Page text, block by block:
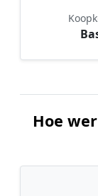
Hoe